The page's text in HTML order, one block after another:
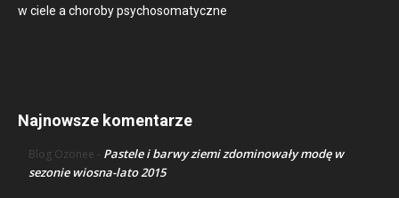
w ciele a choroby psychosomatyczne
Najnowsze komentarze
Blog Ozonee - Pastele i barwy ziemi zdominowały modę w
sezonie wiosna-lato 2015